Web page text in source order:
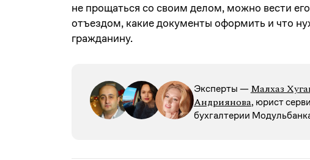
не прощаться со своим делом, можно вести
отъездом, какие документы оформить и что
гражданину.
Эксперты —Малхаз
Андриянова, юрист
бухгалтерии